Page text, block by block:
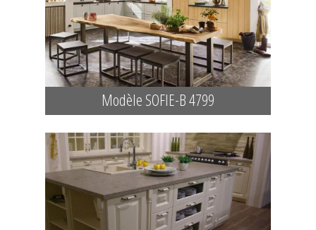
Modèle SOFIE-B 4799